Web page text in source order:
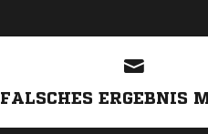
FALSCHES ERGEBNIS